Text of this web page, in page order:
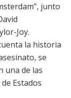
junto
Joy.
la historia
se
una de las
Estados